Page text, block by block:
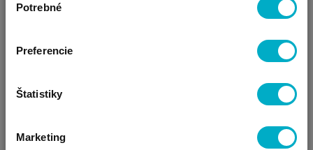
súhlasu
Potrebné
Preferencie
Štatistiky
Marketing